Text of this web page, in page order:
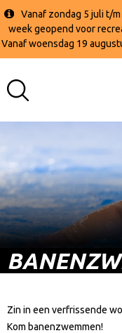
Vanaf zondag 5 juli t/
week geopend voor
Vanaf woensdag 19
Zin in een verfrissende
Kom banenzwemmen!